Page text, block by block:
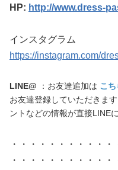
HP: http://www.dress-
インスタグラム
https://instagram.com/
LINE@ ：お友達追加は こち
お友達登録していただきま
ントなどの情報が直接LINE
・・・・・・・・・・
・・・・・・・・・・